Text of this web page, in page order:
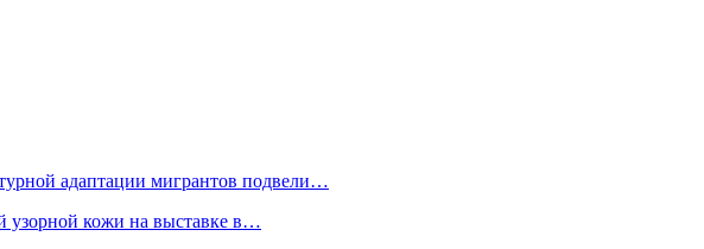
адаптации мигрантов подвели…
узорной кожи на выставке в…